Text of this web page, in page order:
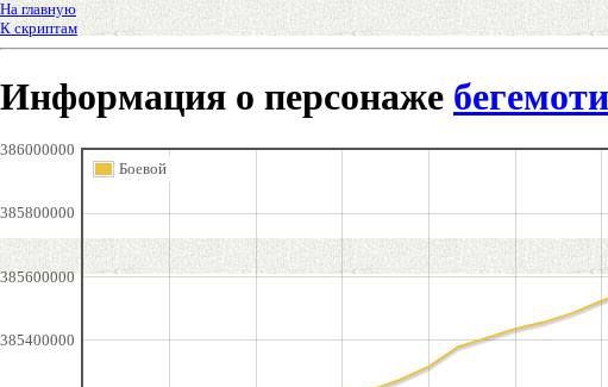
На главную
К скриптам
Информация о персонаже
385400000
385600000
385800000
386000000
Боевой